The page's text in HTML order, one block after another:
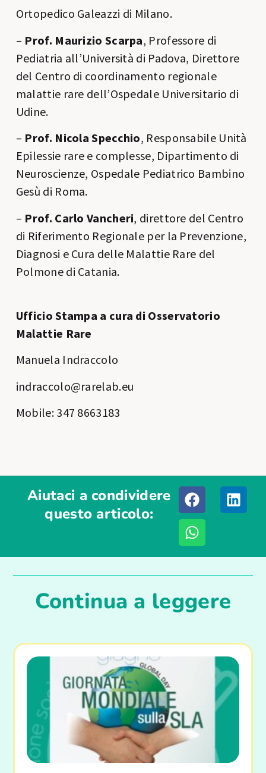
Ortopedico Galeazzi di Milano.
– Prof. Maurizio Scarpa, Professore di
Pediatria all’Università di Padova, Direttore
del Centro di coordinamento regionale
malattie rare dell’Ospedale Universitario di
Udine.
– Prof. Nicola Specchio, Responsabile Unità
Epilessie rare e complesse, Dipartimento di
Neuroscienze, Ospedale Pediatrico Bambino
Gesù di Roma.
– Prof. Carlo Vancheri, direttore del Centro
di Riferimento Regionale per la Prevenzione,
Diagnosi e Cura delle Malattie Rare del
Polmone di Catania.
Ufficio Stampa a cura di Osservatorio
Malattie Rare
Manuela Indraccolo
indraccolo@rarelab.eu
Mobile: 347 8663183
Aiutaci a condividere
questo articolo:
Continua a leggere